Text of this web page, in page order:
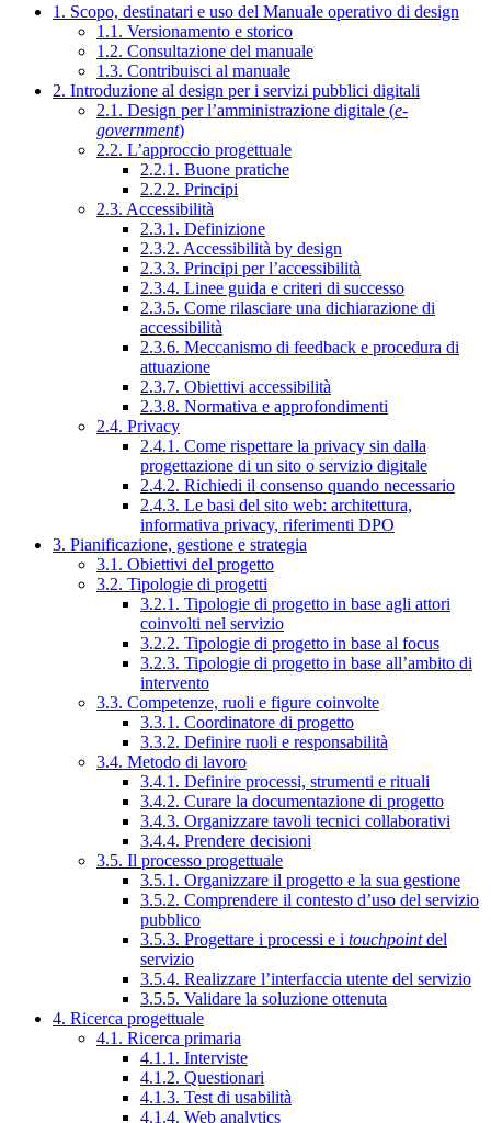
1. Scopo, destinatari e uso del Manuale operativo di design
1.1. Versionamento e storico
1.2. Consultazione del manuale
1.3. Contribuisci al manuale
2. Introduzione al design per i servizi pubblici digitali
2.1. Design per l’amministrazione digitale (e-
government)
2.2. L’approccio progettuale
2.2.1. Buone pratiche
2.2.2. Principi
2.3. Accessibilità
2.3.1. Definizione
2.3.2. Accessibilità by design
2.3.3. Principi per l’accessibilità
2.3.4. Linee guida e criteri di successo
2.3.5. Come rilasciare una dichiarazione di
accessibilità
2.3.6. Meccanismo di feedback e procedura di
attuazione
2.3.7. Obiettivi accessibilità
2.3.8. Normativa e approfondimenti
2.4. Privacy
2.4.1. Come rispettare la privacy sin dalla
progettazione di un sito o servizio digitale
2.4.2. Richiedi il consenso quando necessario
2.4.3. Le basi del sito web: architettura,
informativa privacy, riferimenti DPO
3. Pianificazione, gestione e strategia
3.1. Obiettivi del progetto
3.2. Tipologie di progetti
3.2.1. Tipologie di progetto in base agli attori
coinvolti nel servizio
3.2.2. Tipologie di progetto in base al focus
3.2.3. Tipologie di progetto in base all’ambito di
intervento
3.3. Competenze, ruoli e figure coinvolte
3.3.1. Coordinatore di progetto
3.3.2. Definire ruoli e responsabilità
3.4. Metodo di lavoro
3.4.1. Definire processi, strumenti e rituali
3.4.2. Curare la documentazione di progetto
3.4.3. Organizzare tavoli tecnici collaborativi
3.4.4. Prendere decisioni
3.5. Il processo progettuale
3.5.1. Organizzare il progetto e la sua gestione
3.5.2. Comprendere il contesto d’uso del servizio
pubblico
3.5.3. Progettare i processi e i touchpointdel
servizio
3.5.4. Realizzare l’interfaccia utente del servizio
3.5.5. Validare la soluzione ottenuta
4. Ricerca progettuale
4.1. Ricerca primaria
4.1.1. Interviste
4.1.2. Questionari
4.1.3. Test di usabilità
4.1.4. Web analytics